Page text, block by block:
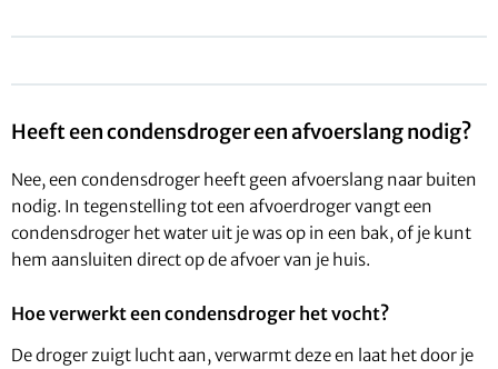
Heeft een condensdroger een afvoerslang nodig?
Nee, een condensdroger heeft geen afvoerslang naar buiten
nodig. In tegenstelling tot een afvoerdroger vangt een
condensdroger het water uit je was op in een bak, of je kunt
hem aansluiten direct op de afvoer van je huis.
Hoe verwerkt een condensdroger het vocht?
De droger zuigt lucht aan, verwarmt deze en laat het door je